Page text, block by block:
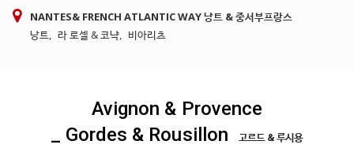
NANTES& FRENCH ATLANTIC WAY 낭트 & 중서부프랑스
낭트, 라 로셀 & 코냑, 비아리츠
Avignon & Provence
_ Gordes & Rousillon
고르드 & 루시용